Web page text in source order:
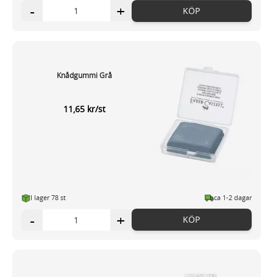
- + KÖP
Knådgummi Grå
11,65 kr/st
I lager 78 st ca 1-2 dagar
- + KÖP